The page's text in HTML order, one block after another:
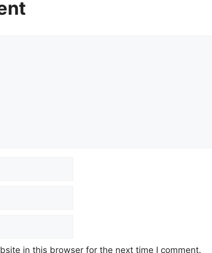
in this browser for the next time I comment.